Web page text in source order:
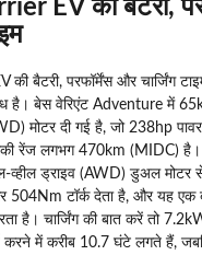
EV की बैटरी,
की बैटरी, परफॉर्मेंस और चार्जिंग
है। बेस वेरिएंट Adventure में
मोटर दी गई है, जो 238hp
रेंज लगभग 470km (MIDC) है।
ड्राइव (AWD) डुअल मोटर
504Nm टॉर्क देता है, और यह एक
है। चार्जिंग की बात करें तो
करने में करीब 10.7 घंटे लगते हैं,